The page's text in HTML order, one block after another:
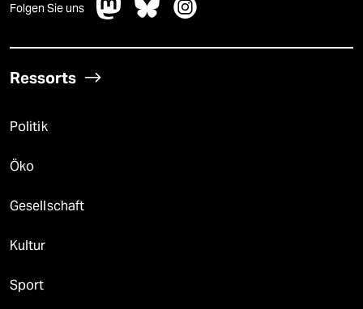
Folgen Sie uns
Ressorts
Politik
Öko
Gesellschaft
Kultur
Sport